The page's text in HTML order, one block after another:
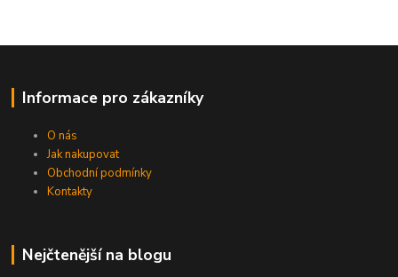
Informace pro zákazníky
O nás
Jak nakupovat
Obchodní podmínky
Kontakty
Nejčtenější na blogu